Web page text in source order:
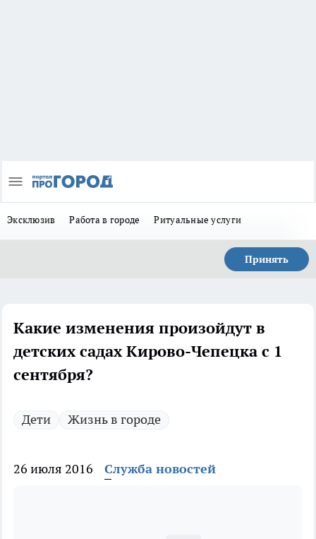
Эксклюзив Работа в городе Ритуальные услуги
Принять
Какие изменения произойдут в
детских садах Кирово-Чепецка с 1
сентября?
Дети Жизнь в городе
26 июля 2016 Служба новостей